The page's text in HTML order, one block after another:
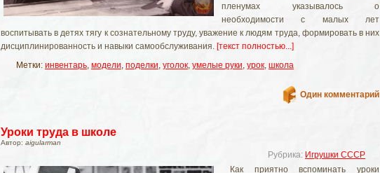
пленумах указывалось о
необходимости с малых лет
воспитывать в детях тягу к сознательному труду, уважение к людям труда, формировать в них
дисциплинированность и навыки самообслуживания. [текст полностью...]
Метки: инвентарь, модели, поделки, уголок, умелые руки, урок, школа
Один комментарий
Уроки труда в школе
Автор: aigularman
Рубрика: Игрушки СССР
Как приятно вспоминать уроки